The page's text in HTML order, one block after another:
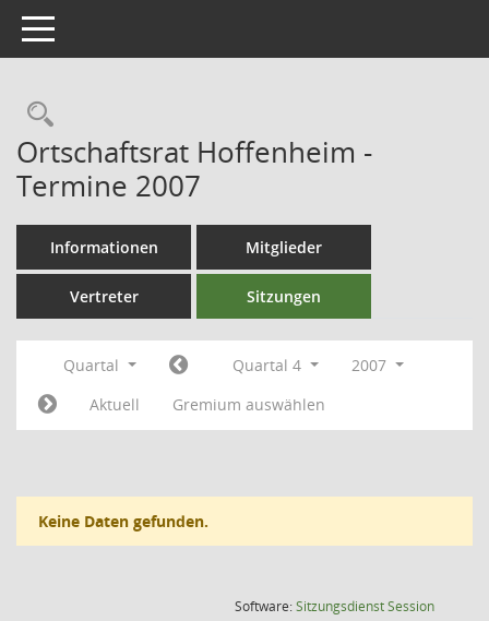
Toggle navigation
Ortschaftsrat Hoffenheim -
Termine 2007
Informationen Mitglieder
Vertreter Sitzungen
Quartal Quartal 4
2007
Aktuell
Gremium auswählen
Keine Daten gefunden.
Software:SitzungsdienstSession(Wird in